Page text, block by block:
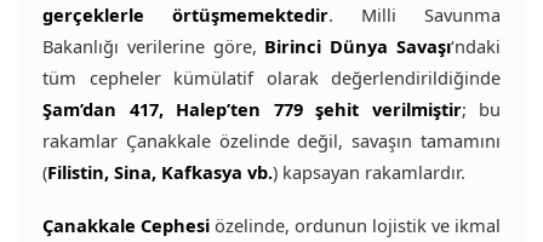
gerçeklerle örtüşmemektedir. Milli Savunma
Bakanlığı verilerine göre, Birinci Dünya Savaşı‘ndaki
tüm cepheler kümülatif olarak değerlendirildiğinde
Şam’dan 417, Halep’ten 779 şehit verilmiştir; bu
rakamlar Çanakkale özelinde değil, savaşın tamamını
(Filistin, Sina, Kafkasya vb.) kapsayan rakamlardır.
Çanakkale Cephesi özelinde, ordunun lojistik ve ikmal